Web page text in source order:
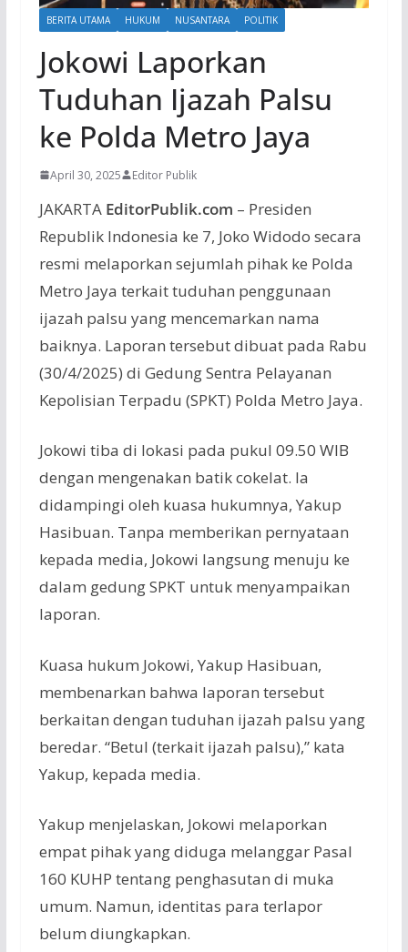
BERITA UTAMA HUKUM NUSANTARA POLITIK
Jokowi Laporkan
Tuduhan Ijazah Palsu
ke Polda Metro Jaya
April 30, 2025 Editor Publik
JAKARTA EditorPublik.com – Presiden
Republik Indonesia ke 7, Joko Widodo secara
resmi melaporkan sejumlah pihak ke Polda
Metro Jaya terkait tuduhan penggunaan
ijazah palsu yang mencemarkan nama
baiknya. Laporan tersebut dibuat pada Rabu
(30/4/2025) di Gedung Sentra Pelayanan
Kepolisian Terpadu (SPKT) Polda Metro Jaya.
Jokowi tiba di lokasi pada pukul 09.50 WIB
dengan mengenakan batik cokelat. Ia
didampingi oleh kuasa hukumnya, Yakup
Hasibuan. Tanpa memberikan pernyataan
kepada media, Jokowi langsung menuju ke
dalam gedung SPKT untuk menyampaikan
laporan.
Kuasa hukum Jokowi, Yakup Hasibuan,
membenarkan bahwa laporan tersebut
berkaitan dengan tuduhan ijazah palsu yang
beredar. “Betul (terkait ijazah palsu),” kata
Yakup, kepada media.
Yakup menjelaskan, Jokowi melaporkan
empat pihak yang diduga melanggar Pasal
160 KUHP tentang penghasutan di muka
umum. Namun, identitas para terlapor
belum diungkapkan.